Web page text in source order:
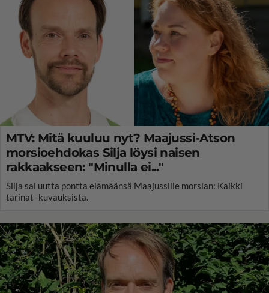
MTV: Mitä kuuluu nyt? Maajussi-Atson
morsioehdokas Silja löysi naisen
rakkaakseen: "Minulla ei..."
Silja sai uutta pontta elämäänsä Maajussille morsian: Kaikki
tarinat -kuvauksista.